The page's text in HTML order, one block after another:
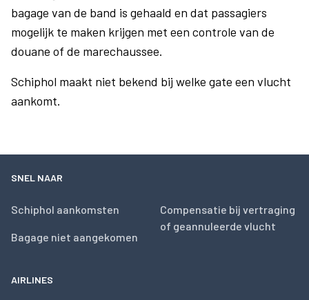
bagage van de band is gehaald en dat passagiers
mogelijk te maken krijgen met een controle van de
douane of de marechaussee.
Schiphol maakt niet bekend bij welke gate een vlucht
aankomt.
SNEL NAAR
Schiphol aankomsten
Bagage niet aangekomen
Compensatie bij vertraging
of geannuleerde vlucht
AIRLINES